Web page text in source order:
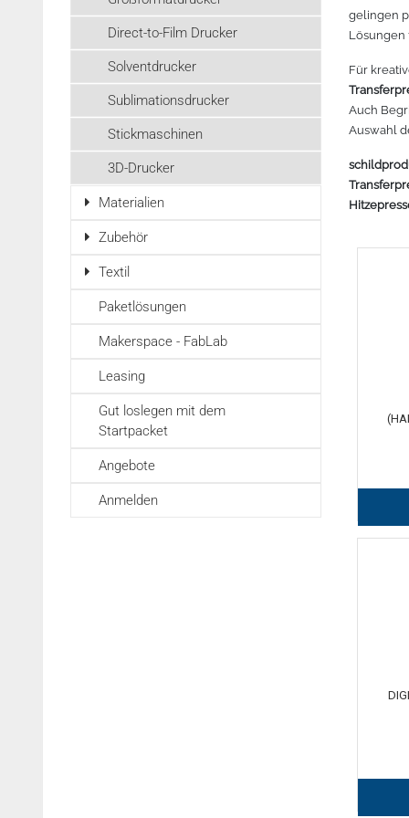
Mehr lesen
Mehr lesen
Zubehör Schneideplotter
3D Drucker Zubehör
Mehr lesen
Marken
Direct-to-Film Drucker
Solventdrucker
Sublimationsdrucker
Stickmaschinen
3D-Drucker
Materialien
Zubehör
Textil
Paketlösungen
Makerspace - FabLab
Leasing
Gut loslegen mit dem
Startpacket
Angebote
Anmelden
gelingen
Für
Auch
Auswahl